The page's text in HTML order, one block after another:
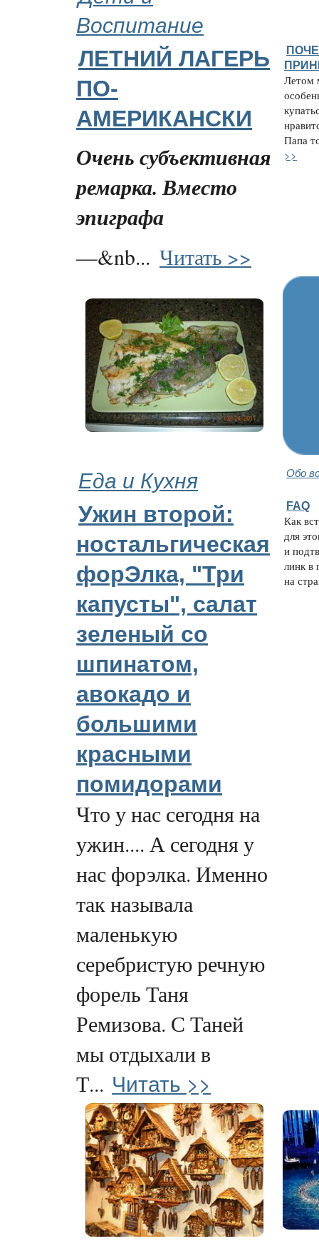
Воспитание
ЛЕТНИЙ ЛАГЕРЬ
ПО-
АМЕРИКАНСКИ
Очень субъективная
ремарка. Вместо
эпиграфа
—&nb... Читать >>
Летом
Папа
>>
Еда и Кухня Обо
Ужин второй:
ностальгическая
форЭлка, "Три
капусты", салат
зеленый со
шпинатом,
авокадо и
большими
красными
помидорами
Что у нас сегодня на
ужин.... А сегодня у
нас форэлка. Именно
так называла
маленькую
серебристую речную
форель Таня
Ремизова. С Таней
мы отдыхали в
Т... Читать >>
FAQ
Как
для
и
линк в
на